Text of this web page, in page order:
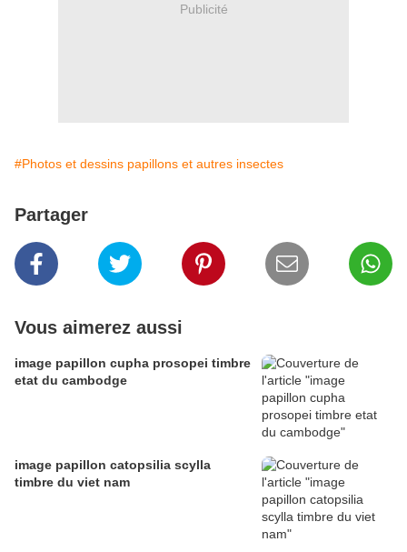
Publicité
#Photos et dessins papillons et autres insectes
Partager
Vous aimerez aussi
image papillon cupha prosopei timbre
etat du cambodge
image papillon catopsilia scylla
timbre du viet nam